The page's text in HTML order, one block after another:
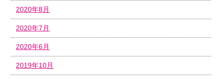
2020年8月
2020年7月
2020年6月
2019年10月